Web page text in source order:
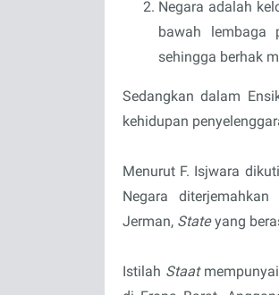
Negara adalah
bawah lembaga
sehingga berhak
Sedangkan dalam
kehidupan
Menurut F. Isjwara
Negara
Jerman, Stateyang
Istilah Staat